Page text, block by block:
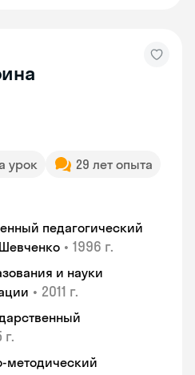
урок
29 лет опыта
педагогический
Шевченко • 1996 г.
и науки
• 2011 г.
г.
методический